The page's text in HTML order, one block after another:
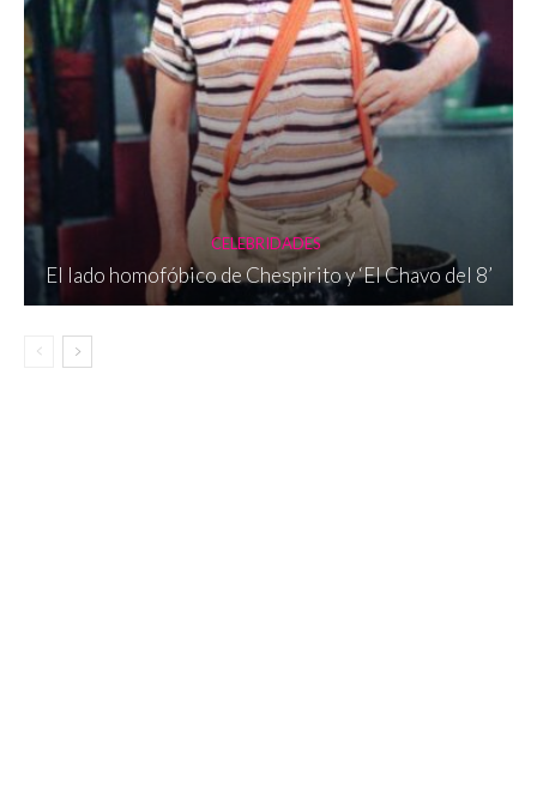
CELEBRIDADES
El lado homofóbico de Chespirito y ‘El Chavo del 8’